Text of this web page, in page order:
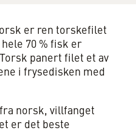
er ren torskefilet
70 % fisk er
panert filet et av
i frysedisken med
norsk, villfanget
er det beste